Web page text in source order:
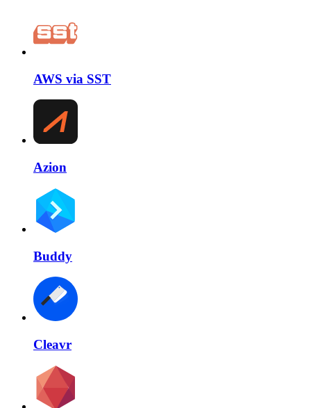
AWS via SST
Azion
Buddy
Cleavr